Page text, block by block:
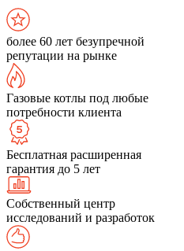
более 60 лет безупречной
репутации на рынке
Газовые котлы под любые
потребности клиента
Бесплатная расширенная
гарантия до 5 лет
Собственный центр
исследований и разработок